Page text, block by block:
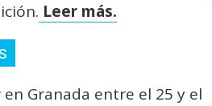
Leer más.
Granada entre el 25 y el